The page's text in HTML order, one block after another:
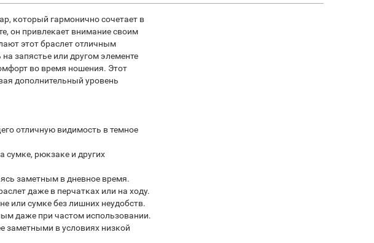
который гармонично сочетает в
он привлекает внимание своим
этот браслет отличным
запястье или другом элементе
во время ношения. Этот
дополнительный уровень
отличную видимость в темное
сумке, рюкзаке и других
заметным в дневное время.
даже в перчатках или на ходу.
или сумке без лишних неудобств.
даже при частом использовании.
заметными в условиях низкой